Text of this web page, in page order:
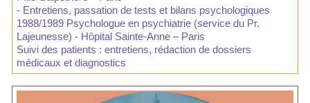
- Entretiens, passation de tests et bilans psychologiques
1988/1989 Psychologue en psychiatrie (service du Pr.
Lajeunesse) - Hôpital Sainte-Anne – Paris
Suivi des patients : entretiens, rédaction de dossiers
médicaux et diagnostics